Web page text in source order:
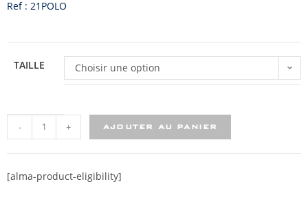
Ref : 21POLO
TAILLE Choisir une option
- + AJOUTER AU PANIER
[alma-product-eligibility]